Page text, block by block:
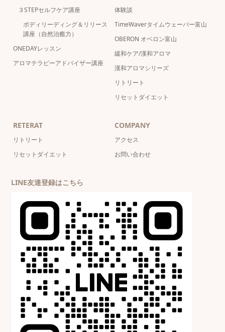
３STEPセルフケア講座
ボディリーディング＆リリース
講座（自然治癒力）
ONEDAYレッスン
アロマテラピーアドバイザー講座
体験談
TimeWaverタイムウェーバー富山
OBERON オベロン富山
緩和ケア/漢和アロマ
漢和アロマシリーズ
リトリート
リセットダイエット
RETERAT
リトリート
リセットダイエット
COMPANY
アクセス
お問い合わせ
LINE友達登録はこちら